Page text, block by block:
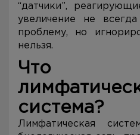
“датчики”,
увеличение не
проблему, но
нельзя.
Что
система?
Лимфатическая